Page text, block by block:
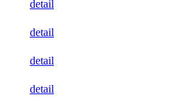
detail
detail
detail
detail